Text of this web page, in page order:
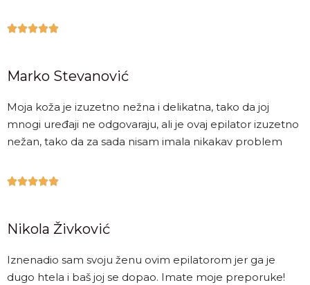

Marko Stevanović
Moja koža je izuzetno nežna i delikatna, tako da joj
mnogi uređaji ne odgovaraju, ali je ovaj epilator izuzetno
nežan, tako da za sada nisam imala nikakav problem

Nikola Živković
Iznenadio sam svoju ženu ovim epilatorom jer ga je
dugo htela i baš joj se dopao. Imate moje preporuke!